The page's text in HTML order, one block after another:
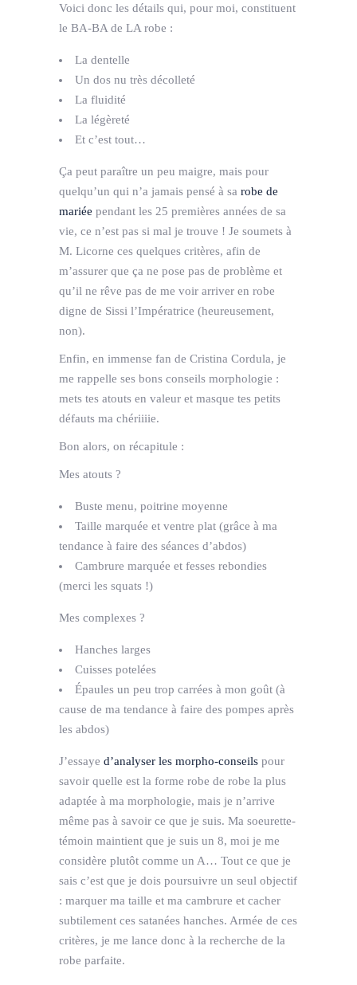
Voici donc les détails qui, pour moi, constituent
le BA-BA de LA robe :
La dentelle
Un dos nu très décolleté
La fluidité
La légèreté
Et c’est tout…
Ça peut paraître un peu maigre, mais pour
quelqu’un qui n’a jamais pensé à sa robe de
mariée pendant les 25 premières années de sa
vie, ce n’est pas si mal je trouve ! Je soumets à
M. Licorne ces quelques critères, afin de
m’assurer que ça ne pose pas de problème et
qu’il ne rêve pas de me voir arriver en robe
digne de Sissi l’Impératrice (heureusement,
non).
Enfin, en immense fan de Cristina Cordula, je
me rappelle ses bons conseils morphologie :
mets tes atouts en valeur et masque tes petits
défauts ma chériiiie.
Bon alors, on récapitule :
Mes atouts ?
Buste menu, poitrine moyenne
Taille marquée et ventre plat (grâce à ma
tendance à faire des séances d’abdos)
Cambrure marquée et fesses rebondies
(merci les squats !)
Mes complexes ?
Hanches larges
Cuisses potelées
Épaules un peu trop carrées à mon goût (à
cause de ma tendance à faire des pompes après
les abdos)
J’essaye d’analyser les morpho-conseils pour
savoir quelle est la forme robe de robe la plus
adaptée à ma morphologie, mais je n’arrive
même pas à savoir ce que je suis. Ma soeurette-
témoin maintient que je suis un 8, moi je me
considère plutôt comme un A… Tout ce que je
sais c’est que je dois poursuivre un seul objectif
: marquer ma taille et ma cambrure et cacher
subtilement ces satanées hanches. Armée de ces
critères, je me lance donc à la recherche de la
robe parfaite.